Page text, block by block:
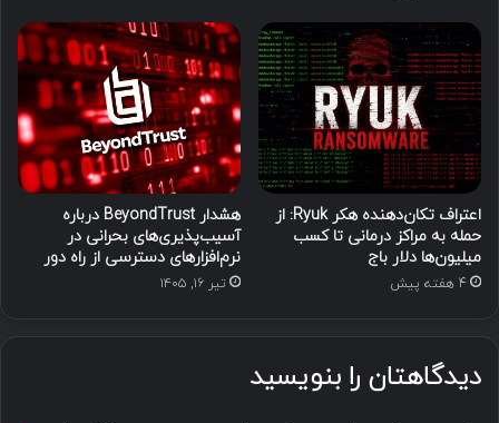
اعتراف تکان‌دهنده هکر Ryuk: از
حمله به مراکز درمانی تا کسب
میلیون‌ها دلار باج
4 هفته پیش
هشدار BeyondTrust درباره
آسیب‌پذیری‌های بحرانی در
نرم‌افزارهای دسترسی از راه دور
تیر ۱۶, ۱۴۰۵
دیدگاهتان را بنویسید